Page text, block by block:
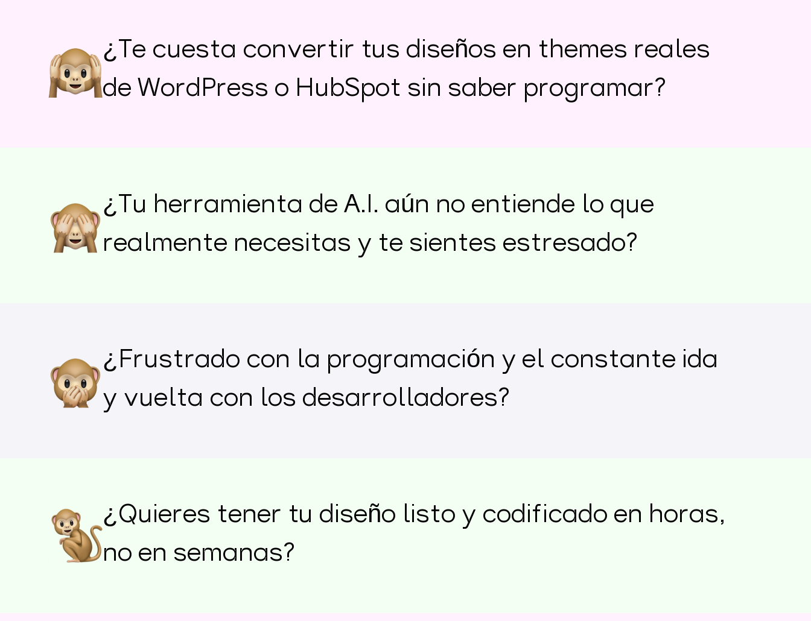
¿Te cuesta convertir tus diseños en themes reales
de WordPress o HubSpot sin saber programar?
¿Tu herramienta de A.I. aún no entiende lo que
realmente necesitas y te sientes estresado?
¿Frustrado con la programación y el constante ida
y vuelta con los desarrolladores?
¿Quieres tener tu diseño listo y codificado en horas,
no en semanas?